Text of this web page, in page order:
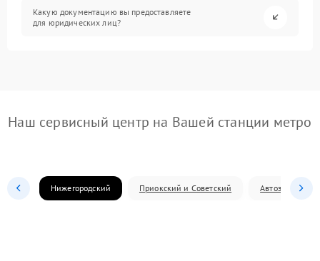
Какую документацию вы предоставляете
для юридических лиц?
Наш сервисный центр на Вашей станции метро
Нижегородский Приокский и Советский Автозаводский